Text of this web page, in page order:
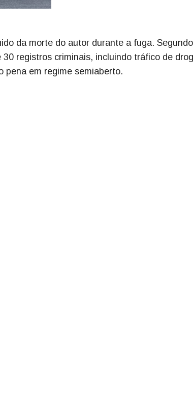
da morte do autor durante a fuga. Segundo
registros criminais, incluindo tráfico de
pena em regime semiaberto.